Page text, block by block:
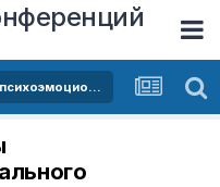
Социально-экономические факторы психоэмоционального благополучия студенческой молодежи